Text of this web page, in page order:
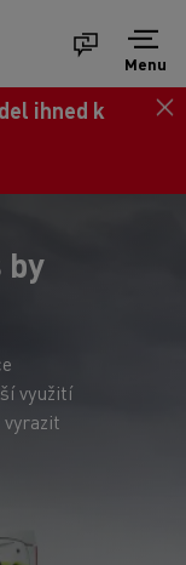
Menu
ihned k
by
využití